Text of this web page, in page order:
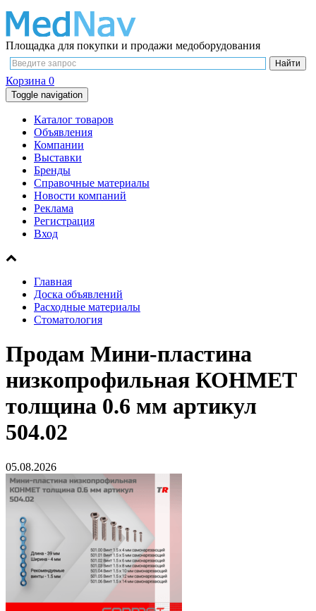
Площадка для покупки и продажи медоборудования
Корзина 0
Toggle navigation
Каталог товаров
Объявления
Компании
Выставки
Бренды
Справочные материалы
Новости компаний
Реклама
Регистрация
Вход
Главная
Доска объявлений
Расходные материалы
Стоматология
Продам Мини-пластина
низкопрофильная КОНМЕТ
толщина 0.6 мм артикул
504.02
05.08.2026